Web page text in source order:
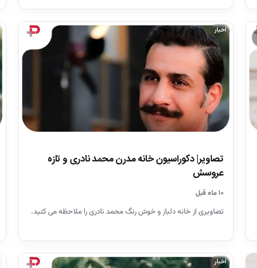
اخبار
تصاویر| دکوراسیون خانه مدرن محمد نادری و تازه
عروسش
۱۰ ماه قبل
تصاویری از خانه دلباز و خوش رنگ محمد نادری را ملاحظه می کنید.
اخبار